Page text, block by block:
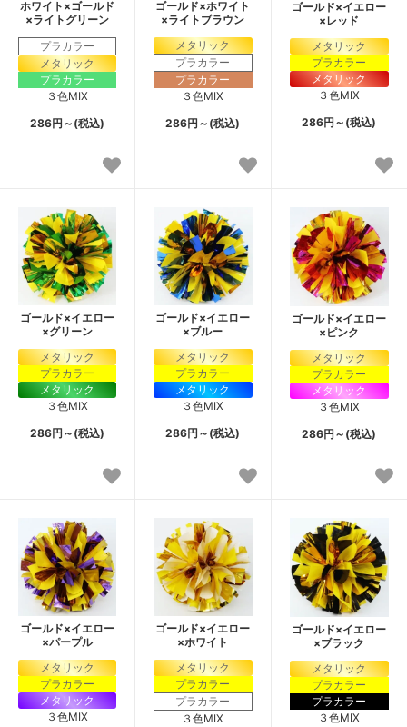
ホワイト×ゴールド
×ライトグリーン
プラカラー
メタリック
プラカラー
３色MIX
286円～(税込)
ゴールド×ホワイト
×ライトブラウン
メタリック
プラカラー
プラカラー
３色MIX
286円～(税込)
ゴールド×イエロー
×レッド
メタリック
プラカラー
メタリック
３色MIX
286円～(税込)
ゴールド×イエロー
×グリーン
メタリック
プラカラー
メタリック
３色MIX
286円～(税込)
ゴールド×イエロー
×ブルー
メタリック
プラカラー
メタリック
３色MIX
286円～(税込)
ゴールド×イエロー
×ピンク
メタリック
プラカラー
メタリック
３色MIX
286円～(税込)
ゴールド×イエロー
×パープル
メタリック
プラカラー
メタリック
３色MIX
ゴールド×イエロー
×ホワイト
メタリック
プラカラー
プラカラー
３色MIX
ゴールド×イエロー
×ブラック
メタリック
プラカラー
プラカラー
３色MIX